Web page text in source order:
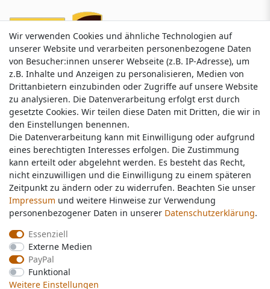
Service & Kontakt
Wünschen Sie einen Rückruf?
service@nawajo.de
Schreiben Sie uns:
service@nawajo.de
Durchschnittliche Bewertung von
Bewertungsgrundlage des Anbieters: 5 Verkaufs- und 3 Bewertungsplattformen
Wir verwenden Cookies und ähnliche Technologien auf
unserer Website und verarbeiten personenbezogene Daten
von Besucher:innen unserer Webseite (z.B. IP-Adresse), um
z.B. Inhalte und Anzeigen zu personalisieren, Medien von
Drittanbietern einzubinden oder Zugriffe auf unsere Website
zu analysieren. Die Datenverarbeitung erfolgt erst durch
gesetzte Cookies. Wir teilen diese Daten mit Dritten, die wir in
den Einstellungen benennen.
Die Datenverarbeitung kann mit Einwilligung oder aufgrund
eines berechtigten Interesses erfolgen. Die Zustimmung
kann erteilt oder abgelehnt werden. Es besteht das Recht,
nicht einzuwilligen und die Einwilligung zu einem späteren
Zeitpunkt zu ändern oder zu widerrufen. Beachten Sie unser
Impressum und weitere Hinweise zur Verwendung
personenbezogener Daten in unserer Daten­schutz­erklärung.
Essenziell
Externe Medien
PayPal
Funktional
Weitere Einstellungen
Wir verwenden Cookies und ähnliche Technologien auf
unserer Website und verarbeiten personenbezogene Daten
von Besucher:innen unserer Webseite (z.B. IP-Adresse), um
z.B. Inhalte und Anzeigen zu personalisieren, Medien von
Drittanbietern einzubinden oder Zugriffe auf unsere Website
zu analysieren. Die Datenverarbeitung erfolgt erst durch
gesetzte Cookies. Wir teilen diese Daten mit Dritten, die wir in
den Einstellungen benennen.
Die Datenverarbeitung kann mit Einwilligung oder aufgrund
eines berechtigten Interesses erfolgen. Die Zustimmung
kann erteilt oder abgelehnt werden. Es besteht das Recht,
nicht einzuwilligen und die Einwilligung zu einem späteren
Zeitpunkt zu ändern oder zu widerrufen. Beachten Sie unser
Impressum und weitere Hinweise zur Verwendung
personenbezogener Daten in unserer Daten­schutz­erklärung.
Essenziell
Externe Medien
PayPal
Funktional
Weitere Einstellungen